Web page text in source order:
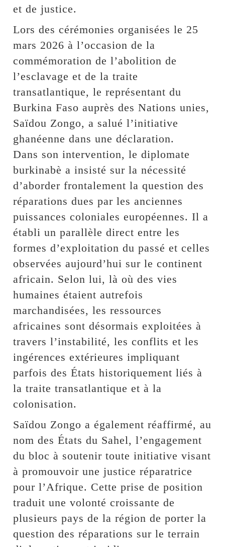
et de justice.
Lors des cérémonies organisées le 25
mars 2026 à l’occasion de la
commémoration de l’abolition de
l’esclavage et de la traite
transatlantique, le représentant du
Burkina Faso auprès des Nations unies,
Saïdou Zongo, a salué l’initiative
ghanéenne dans une déclaration.
Dans son intervention, le diplomate
burkinabè a insisté sur la nécessité
d’aborder frontalement la question des
réparations dues par les anciennes
puissances coloniales européennes. Il a
établi un parallèle direct entre les
formes d’exploitation du passé et celles
observées aujourd’hui sur le continent
africain. Selon lui, là où des vies
humaines étaient autrefois
marchandisées, les ressources
africaines sont désormais exploitées à
travers l’instabilité, les conflits et les
ingérences extérieures impliquant
parfois des États historiquement liés à
la traite transatlantique et à la
colonisation.
Saïdou Zongo a également réaffirmé, au
nom des États du Sahel, l’engagement
du bloc à soutenir toute initiative visant
à promouvoir une justice réparatrice
pour l’Afrique. Cette prise de position
traduit une volonté croissante de
plusieurs pays de la région de porter la
question des réparations sur le terrain